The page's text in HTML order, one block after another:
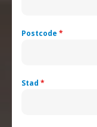
Postcode *
Stad *